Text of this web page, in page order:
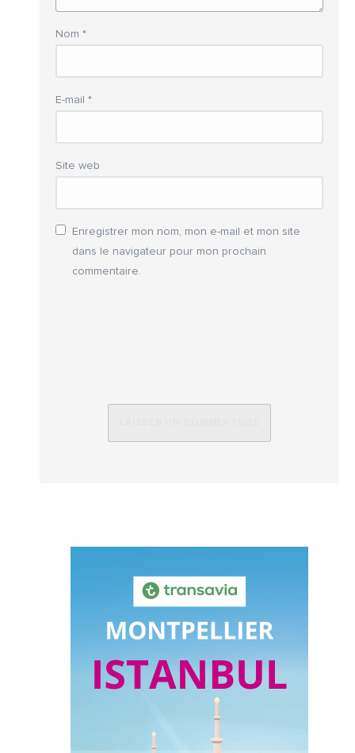
Nom *
E-mail *
Site web
Enregistrer mon nom, mon e-mail et mon site
dans le navigateur pour mon prochain
commentaire.